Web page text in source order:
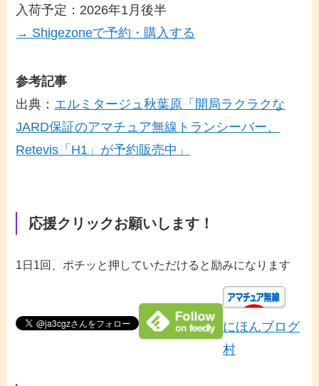
入荷予定：2026年1月後半
→ Shigezoneで予約・購入する
参考記事
出典： エルミタージュ秋葉原「開局ラクラクな
JARD保証のアマチュア無線トランシーバー、
Retevis「H1」が予約販売中」
応援クリックお願いします！
1日1回、ポチッと押していただけると励みになります
にほんブログ
村